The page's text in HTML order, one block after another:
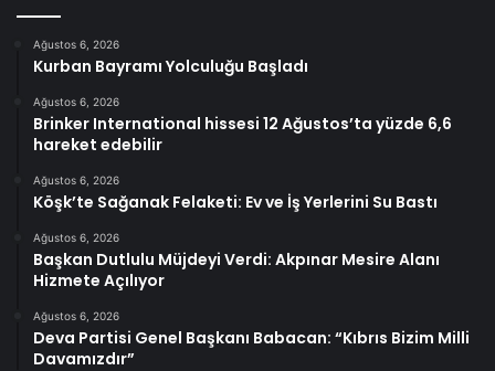
Ağustos 6, 2026
Kurban Bayramı Yolculuğu Başladı
Ağustos 6, 2026
Brinker International hissesi 12 Ağustos’ta yüzde 6,6
hareket edebilir
Ağustos 6, 2026
Köşk’te Sağanak Felaketi: Ev ve İş Yerlerini Su Bastı
Ağustos 6, 2026
Başkan Dutlulu Müjdeyi Verdi: Akpınar Mesire Alanı
Hizmete Açılıyor
Ağustos 6, 2026
Deva Partisi Genel Başkanı Babacan: “Kıbrıs Bizim Milli
Davamızdır”